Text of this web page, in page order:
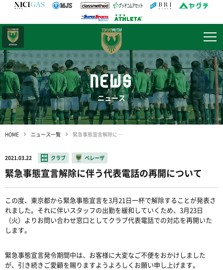
NEWS
ニュース
HOME ニュース一覧 緊急事態宣言解除に伴う代表電話の再開について
2021.03.22 クラブ ベレーザ
緊急事態宣言解除に伴う代表電話の再開について
この度、東京都から緊急事態宣言を3月21日一杯で解除することが発表さ
れました。それに伴いスタッフの出勤を緩和していくため、3月23日
（火）よりお問い合わせ窓口としてクラブ代表電話での対応を再開いた
します。
緊急事態宣言発令期間中は、お客様に大変なご不便をおかけしました
が、引き続きご愛顧を賜りますようよろしくお願い申し上げます。